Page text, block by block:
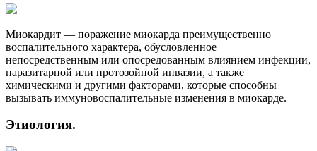
Миокардит — поражение миокарда преимущественно
воспалительного характера, обусловленное
непосредственным или опосредованным влиянием инфекции,
паразитарной или протозойной инвазии, а также
химическими и другими факторами, которые способны
вызывать иммуновоспалительные изменения в миокарде.
Этиология.